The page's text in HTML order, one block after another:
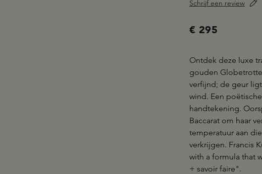
Schrijf een review
€ 295
Ontdek deze luxe
gouden
verfijnd; de geur
wind. Een
handtekening.
Baccarat om haar
temperatuur aan
verkrijgen. Francis
with a formula that
+ savoir faire".